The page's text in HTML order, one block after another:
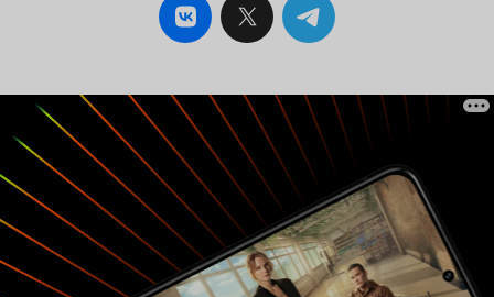
Шеридан в роли Евы - это нечто. Барышня явно
встретила свою 50-ю весну и, несмотря на все
усилия косметологов, на меньшее не выглядит.
хочется выписать ему очки или дать
медицинскую энциклопедию. Хотя отсутствие
у него энтузиазма видно невооруженным
глазом: он смотрит на леди холодными
глазами, а уж поцелуй в их исполнении - это
нечто. В общем, фильм 'пустейший из самых
бестолковых'. Скучно, пресно и неинтересно.
За прекрасные пейзажи и ирландские
мелодии, конечно, респект, но для хорошей
картины этого мало. Так что 4 из 10